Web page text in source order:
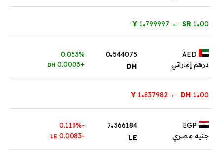
1.00
SR
←
.799997
¥
درهم إماراتي
0.544075
DH
0.053%
+0.0003
DH
1.00
DH
←
.837982
¥
جنيه مصري
7.366184
LE
-0.113%
-0.0083
LE